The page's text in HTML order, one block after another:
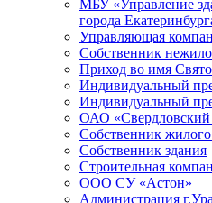
МБУ «Управление
города
Управляющая
Собственник
Приход во имя
Индивидуальный
Индивидуальный
ОАО «Свердловский
Собственник
Собственник здания
Строительная
ООО СУ «Астон»
Администрация